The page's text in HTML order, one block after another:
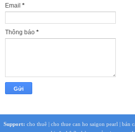
Email *
Thông báo *
Support: cho thuê | cho thue can ho saigon pearl | bán